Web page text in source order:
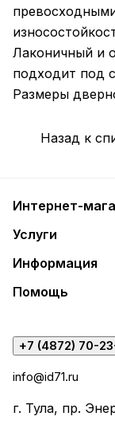
Лаконичный и
подходит под
Размеры
Назад к
Интернет-
Услуги
Информация
Помощь
+7 (4872) 70-
info@id71.ru
г. Тула, пр.